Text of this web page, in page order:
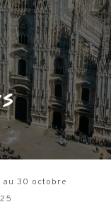
au 30 octobre